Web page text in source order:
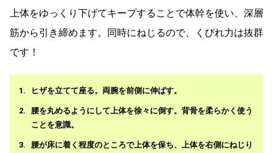
上体をゆっくり下げてキープすることで体幹を使い、深層
筋から引き締めます。同時にねじるので、くびれ力は抜群
です！
ヒザを立てて座る。両腕を前側に伸ばす。
腰を丸めるようにして上体を徐々に倒す。背骨を柔らかく使う
ことを意識。
腰が床に着く程度のところで上体を保ち、上体を右側にねじり